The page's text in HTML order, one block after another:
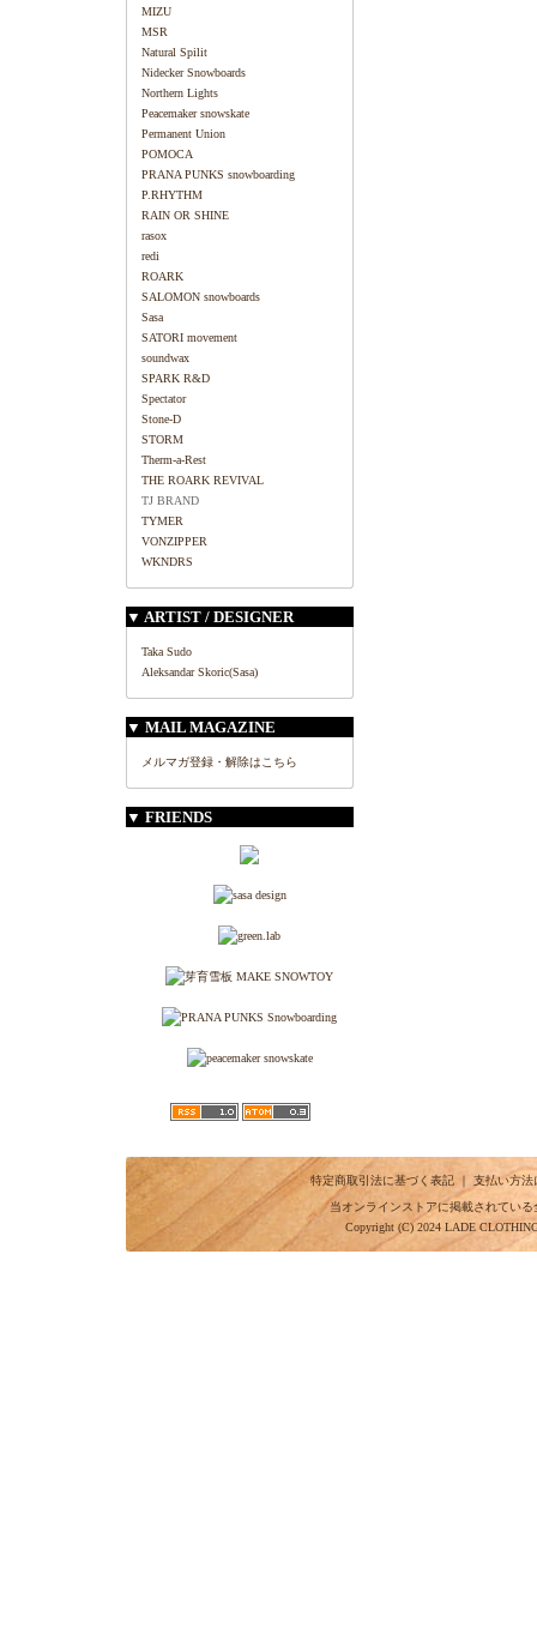
MIZU
MSR
Natural Spilit
Nidecker Snowboards
Northern Lights
Peacemaker snowskate
Permanent Union
POMOCA
PRANA PUNKS snowboarding
P.RHYTHM
RAIN OR SHINE
rasox
redi
ROARK
SALOMON snowboards
Sasa
SATORI movement
soundwax
SPARK R&D
Spectator
Stone-D
STORM
Therm-a-Rest
THE ROARK REVIVAL
TJ BRAND
TYMER
VONZIPPER
WKNDRS
▼ ARTIST / DESIGNER
Taka Sudo
Aleksandar Skoric(Sasa)
▼ MAIL MAGAZINE
メルマガ登録・解除はこちら
▼ FRIENDS
特定商取引法に基づく表記｜ 支払い方法
当オンラインストアに掲載されてい
Copyright (C) 2024 LADE